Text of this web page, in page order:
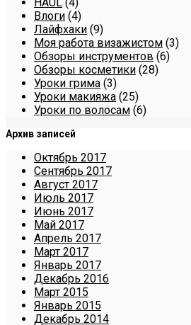
Влоги (4)
Лайфхаки (9)
Моя работа визажистом (3)
Обзоры инструментов (6)
Обзоры косметики (28)
Уроки грима (3)
Уроки макияжа (25)
Уроки по волосам (6)
Архив записей
Октябрь 2017
Сентябрь 2017
Август 2017
Июль 2017
Июнь 2017
Май 2017
Апрель 2017
Март 2017
Январь 2017
Декабрь 2016
Март 2015
Январь 2015
Декабрь 2014